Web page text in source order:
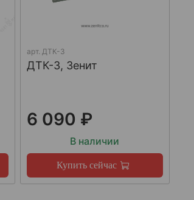
арт. ДТК-3
ДТК-3, Зенит
6 090 ₽
В наличии
Купить сейчас